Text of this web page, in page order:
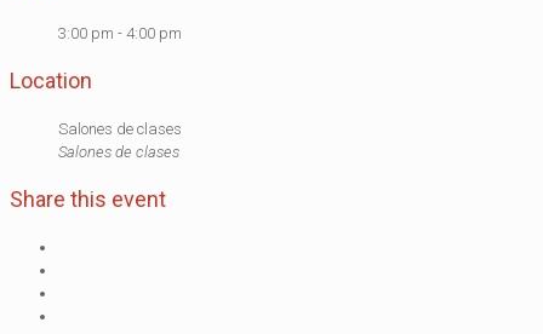
3:00 pm - 4:00 pm
Location
Salones de clases
Salones de clases
Share this event